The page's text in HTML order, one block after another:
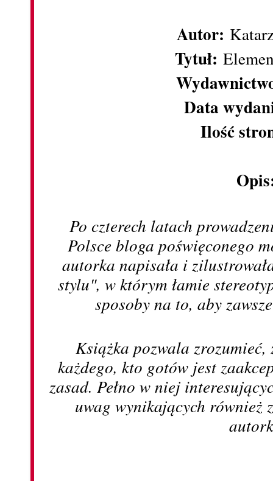
Autor:
Tytuł:
Data
Ilość
Po czterech latach
Polsce bloga poświęconego
autorka napisała i
stylu", w którym łamie
sposoby na to, aby
Książka pozwala
każdego, kto gotów jest
zasad. Pełno w niej
uwag wynikających również